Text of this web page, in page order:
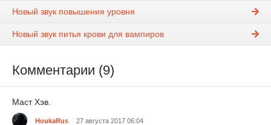
Новый звук повышения уровня
Новый звук питья крови для вампиров
Комментарии (9)
Маст Хэв.
HoukaRus 27 августа 2017 06:04